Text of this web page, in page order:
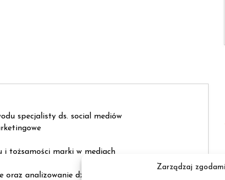
Zarządzaj
specjalisty ds. social mediów
i tożsamości marki w mediach
oraz analizowanie działań w social mediach